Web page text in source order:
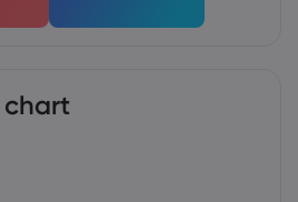
chart